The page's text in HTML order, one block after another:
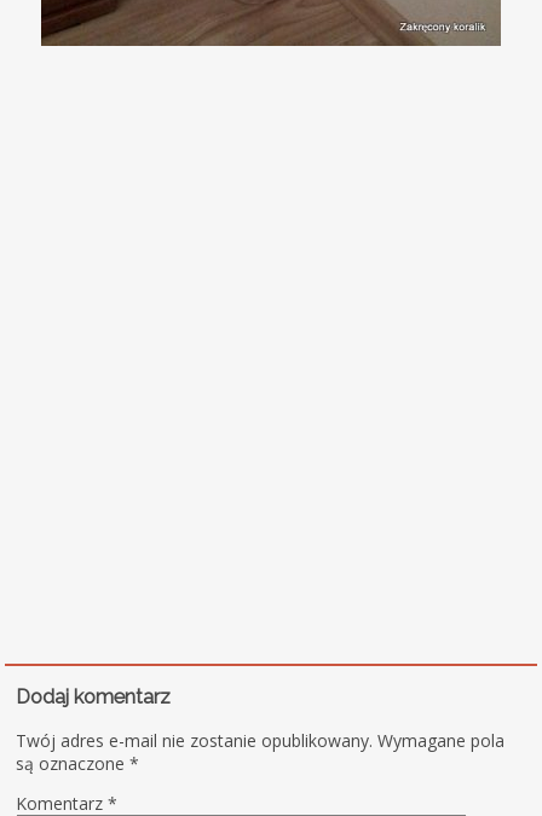
Dodaj komentarz
Twój adres e-mail nie zostanie opublikowany. Wymagane pola
są oznaczone*
Komentarz*